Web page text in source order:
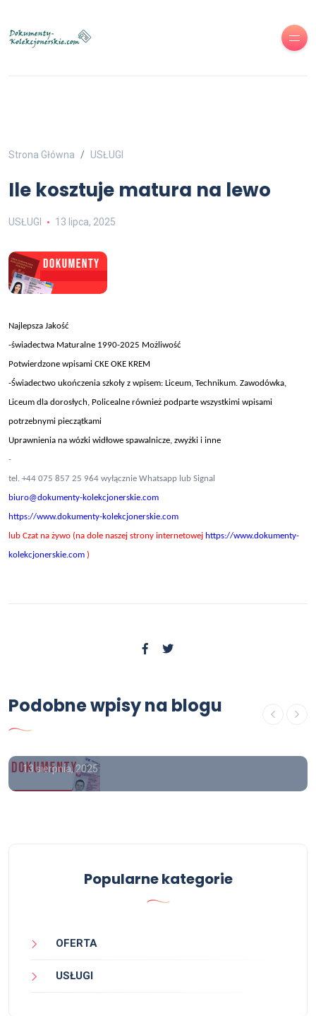
Strona Główna USŁUGI
Ile kosztuje matura na lewo
USŁUGI 13 lipca, 2025
Najlepsza Jakość
-świadectwa Maturalne 1990-2025 Możliwość
Potwierdzone wpisami CKE OKE KREM
-Świadectwo ukończenia szkoły z wpisem: Liceum, Technikum. Zawodówka,
Liceum dla dorosłych, Policealne również podparte wszystkimi wpisami
potrzebnymi pieczątkami
Uprawnienia na wózki widłowe spawalnicze, zwyżki i inne
-
tel. +44 075 857 25 964 wyłącznie Whatsapp lub Signal
biuro@dokumenty-kolekcjonerskie.com
https://www.dokumenty-kolekcjonerskie.com
lub Czat na żywo (na dole naszej strony internetowej https://www.dokumenty-
kolekcjonerskie.com )
Podobne wpisy na blogu
Kupię świadectwo szkolne z
wpisem
13 sierpnia, 2025
Popularne kategorie
OFERTA
USŁUGI